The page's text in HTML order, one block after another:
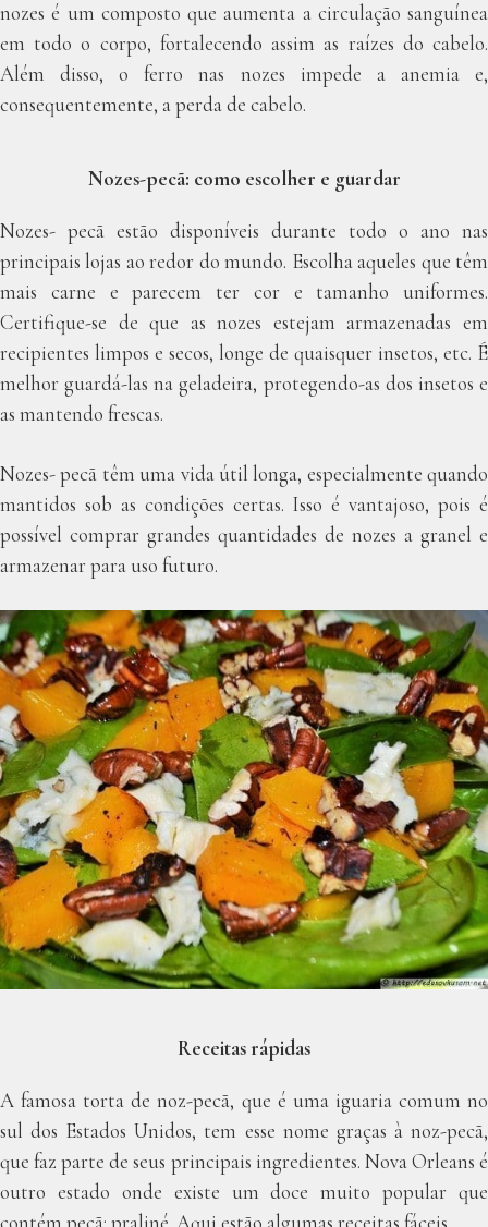
nozes é um composto que aumenta a circulação sanguínea
em todo o corpo, fortalecendo assim as raízes do cabelo.
Além disso, o ferro nas nozes impede a anemia e,
consequentemente, a perda de cabelo.
Nozes-pecã: como escolher e guardar
Nozes- pecã estão disponíveis durante todo o ano nas
principais lojas ao redor do mundo. Escolha aqueles que têm
mais carne e parecem ter cor e tamanho uniformes.
Certifique-se de que as nozes estejam armazenadas em
recipientes limpos e secos, longe de quaisquer insetos, etc. É
melhor guardá-las na geladeira, protegendo-as dos insetos e
as mantendo frescas.
Nozes- pecã têm uma vida útil longa, especialmente quando
mantidos sob as condições certas. Isso é vantajoso, pois é
possível comprar grandes quantidades de nozes a granel e
armazenar para uso futuro.
Receitas rápidas
A famosa torta de noz-pecã, que é uma iguaria comum no
sul dos Estados Unidos, tem esse nome graças à noz-pecã,
que faz parte de seus principais ingredientes. Nova Orleans é
outro estado onde existe um doce muito popular que